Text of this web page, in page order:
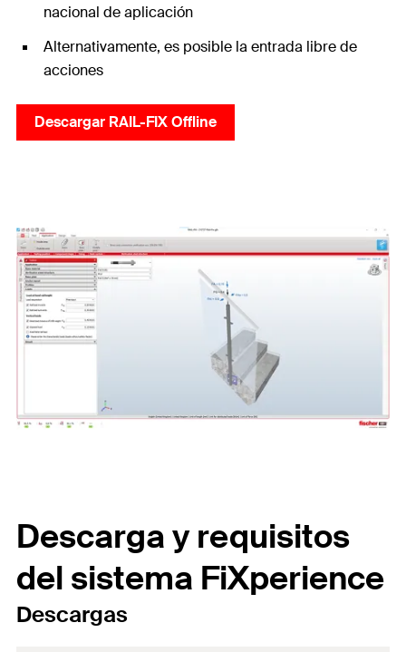
nacional de aplicación
Alternativamente, es posible la entrada libre de
acciones
Descargar RAIL-FIX Offline
Descarga y requisitos
del sistema FiXperience
Descargas